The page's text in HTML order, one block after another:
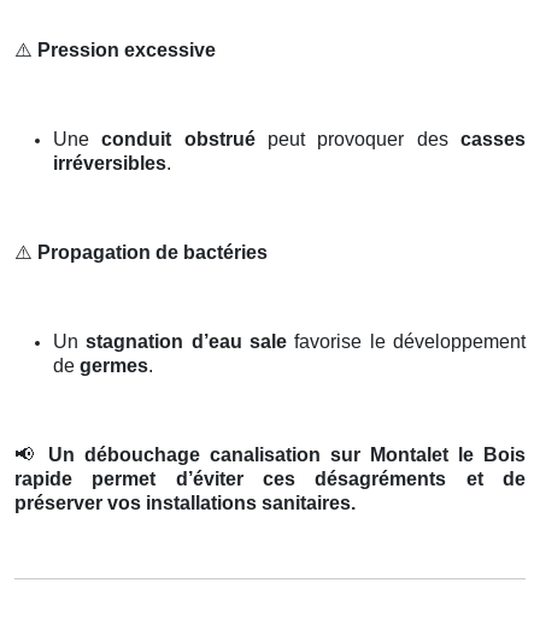
⚠️ Pression excessive
Uneconduit obstruépeut provoquer descasses
irréversibles.
⚠️ Propagation de bactéries
Unstagnation d’eau sale favorise le développement
de germes.
📢
Un débouchage canalisation sur Montalet le Bois
rapide permet d’éviter ces désagréments et de
préserver vos installations sanitaires.